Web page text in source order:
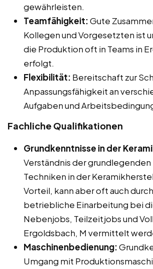
gewährleisten.
Teamfähigkeit:Gute
Kollegen und Vorgesetzten ist
die Produktion oft in Teams in
erfolgt.
Flexibilität: Bereitschaft zur
Anpassungsfähigkeit an
Aufgaben und
Fachliche Qualifikationen
Grundkenntnisse in der
Verständnis der grundlegenden
Techniken in der
Vorteil, kann aber oft auch
betriebliche Einarbeitung bei
Nebenjobs, Teilzeitjobs und
Ergoldsbach, M vermittelt
Maschinenbedienung:
Umgang mit